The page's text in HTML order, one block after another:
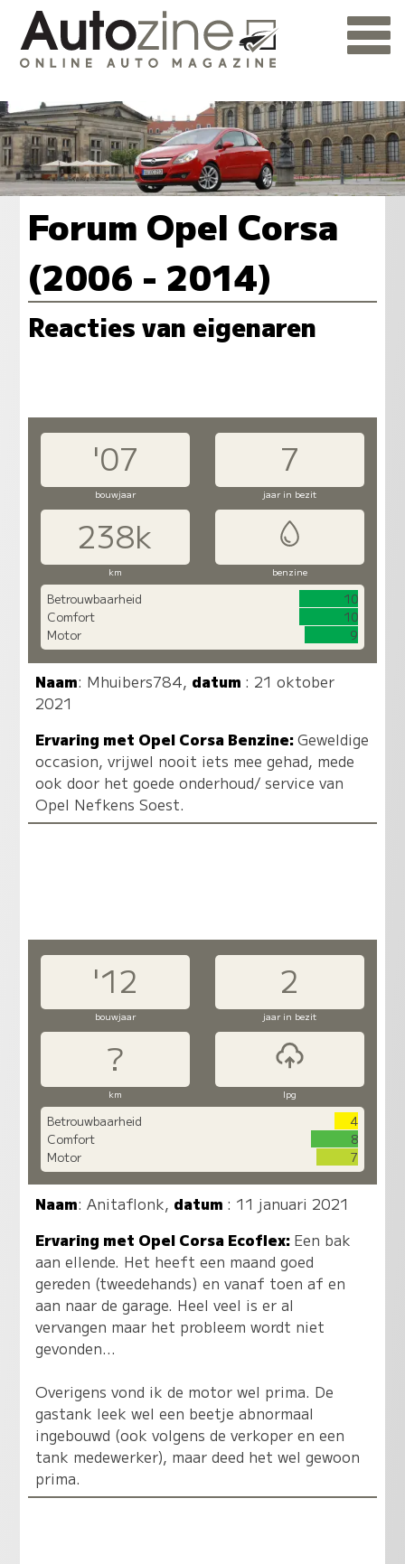
Forum Opel Corsa
(2006 - 2014)
Reacties van eigenaren
'07 7
bouwjaar jaar in bezit
238k
km benzine
Betrouwbaarheid
10
Comfort
10
Motor
9
Naam: Mhuibers784, datum : 21 oktober
2021
Ervaring met Opel Corsa Benzine:Geweldige
occasion, vrijwel nooit iets mee gehad, mede
ook door het goede onderhoud/ service van
Opel Nefkens Soest.
'12 2
bouwjaar jaar in bezit
?
km lpg
Betrouwbaarheid
4
Comfort
8
Motor
7
Naam:Anitaflonk, datum : 11 januari 2021
Ervaring met Opel Corsa Ecoflex: Een bak
aan ellende. Het heeft een maand goed
gereden (tweedehands) en vanaf toen af en
aan naar de garage. Heel veel is er al
vervangen maar het probleem wordt niet
gevonden...
Overigens vond ik de motor wel prima. De
gastank leek wel een beetje abnormaal
ingebouwd (ook volgens de verkoper en een
tank medewerker), maar deed het wel gewoon
prima.